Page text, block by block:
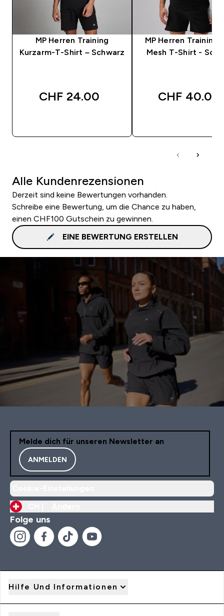
MP Herren Training
Kurzarm-T-Shirt – Schwarz
CHF 24.00‎
MP Herren Training
Mesh T-Shirt -
CHF 40.00‎
Alle Kundenrezensionen
Derzeit sind keine Bewertungen vorhanden.
Schreibe eine Bewertung, um die Chance zu haben,
einen CHF100 Gutschein zu gewinnen.
EINE BEWERTUNG ERSTELLEN
Melde dich für unseren Newsletter an
ANMELDEN
Folge uns
Hilfe Und Informationen